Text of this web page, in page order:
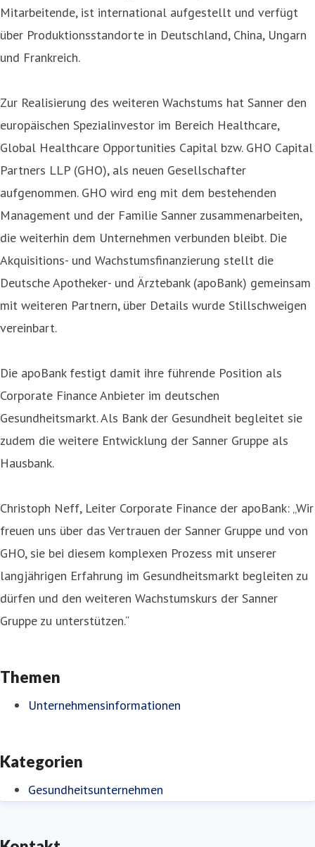
Mitarbeitende, ist international aufgestellt und verfügt
über Produktionsstandorte in Deutschland, China, Ungarn
und Frankreich.
Zur Realisierung des weiteren Wachstums hat Sanner den
europäischen Spezialinvestor im Bereich Healthcare,
Global Healthcare Opportunities Capital bzw. GHO Capital
Partners LLP (GHO), als neuen Gesellschafter
aufgenommen. GHO wird eng mit dem bestehenden
Management und der Familie Sanner zusammenarbeiten,
die weiterhin dem Unternehmen verbunden bleibt. Die
Akquisitions- und Wachstumsfinanzierung stellt die
Deutsche Apotheker- und Ärztebank (apoBank) gemeinsam
mit weiteren Partnern, über Details wurde Stillschweigen
vereinbart.
Die apoBank festigt damit ihre führende Position als
Corporate Finance Anbieter im deutschen
Gesundheitsmarkt. Als Bank der Gesundheit begleitet sie
zudem die weitere Entwicklung der Sanner Gruppe als
Hausbank.
Christoph Neff, Leiter Corporate Finance der apoBank: „Wir
freuen uns über das Vertrauen der Sanner Gruppe und von
GHO, sie bei diesem komplexen Prozess mit unserer
langjährigen Erfahrung im Gesundheitsmarkt begleiten zu
dürfen und den weiteren Wachstumskurs der Sanner
Gruppe zu unterstützen.“
Themen
Unternehmensinformationen
Kategorien
Gesundheitsunternehmen